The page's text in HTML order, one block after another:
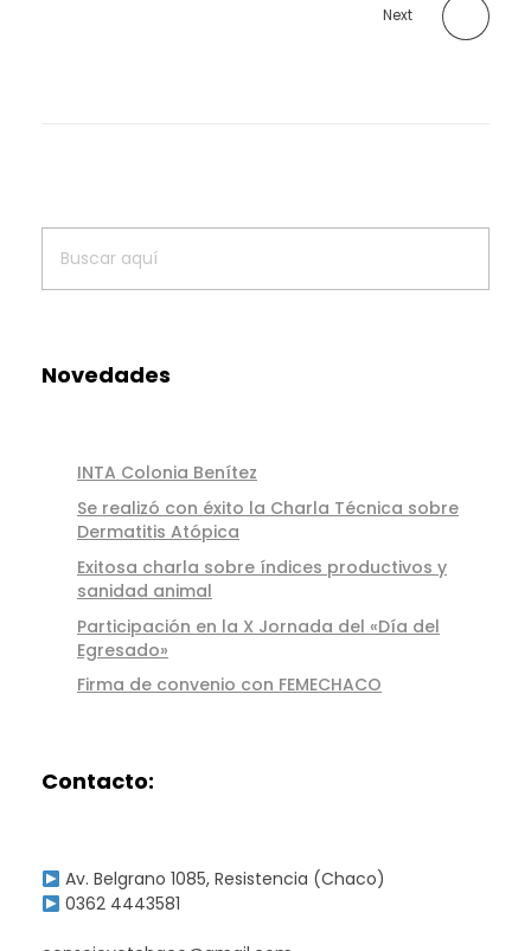
Next
Novedades
INTA Colonia Benítez
Se realizó con éxito la Charla Técnica sobre
Dermatitis Atópica
Exitosa charla sobre índices productivos y
sanidad animal
Participación en la X Jornada del «Día del
Egresado»
Firma de convenio con FEMECHACO
Contacto:
Av. Belgrano 1085, Resistencia (Chaco)
0362 4443581